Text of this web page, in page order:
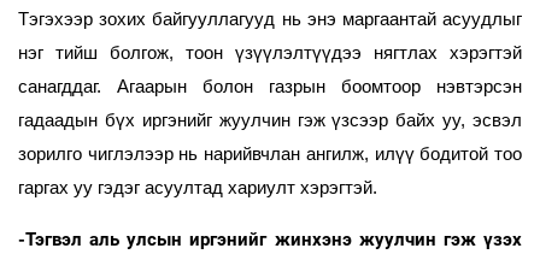
Тэгэхээр зохих байгууллагууд нь энэ маргаантай асуудлыг
нэг тийш болгож, тоон үзүүлэлтүүдээ нягтлах хэрэгтэй
санагддаг. Агаарын болон газрын боомтоор нэвтэрсэн
гадаадын бүх иргэнийг жуулчин гэж үзсээр байх уу, эсвэл
зорилго чиглэлээр нь нарийвчлан ангилж, илүү бодитой тоо
гаргах уу гэдэг асуултад хариулт хэрэгтэй.
-Тэгвэл аль улсын иргэнийг жинхэнэ жуулчин гэж үзэх